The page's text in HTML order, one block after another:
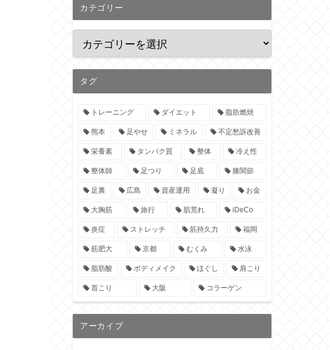
カテゴリー
タグ
トレーニング ダイエット 脂肪燃焼
熊本 足やせ ミネラル 不定愁訴改善
栄養素 タンパク質 整体 冷え性
整体師 足つり 足底 膝関節
足裏 広島 資産運用 凝り お金
大胸筋 旅行 肌荒れ iDeCo
炎症 ストレッチ 筋持久力 福岡
筋肥大 京都 むくみ 水泳
脂肪酸 ボディメイク ほぐし 肩こり
首こり 大阪 コラーゲン
アーカイブ